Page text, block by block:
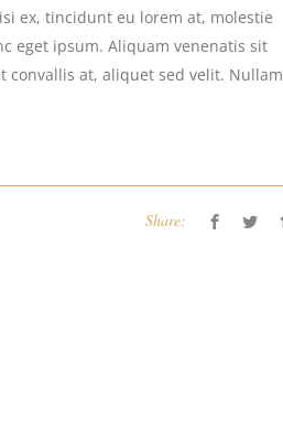
ex, tincidunt eu lorem at, molestie
eget ipsum. Aliquam venenatis sit
convallis at, aliquet sed velit. Nullam
Share: